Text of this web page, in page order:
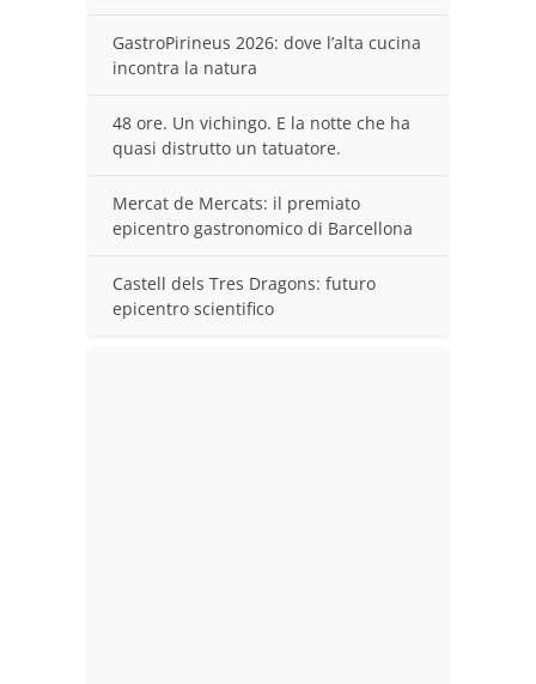
GastroPirineus 2026: dove l’alta cucina
incontra la natura
48 ore. Un vichingo. E la notte che ha
quasi distrutto un tatuatore.
Mercat de Mercats: il premiato
epicentro gastronomico di Barcellona
Castell dels Tres Dragons: futuro
epicentro scientifico